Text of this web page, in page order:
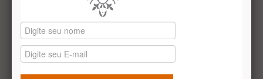
Vale presentes
Produtos temáticos